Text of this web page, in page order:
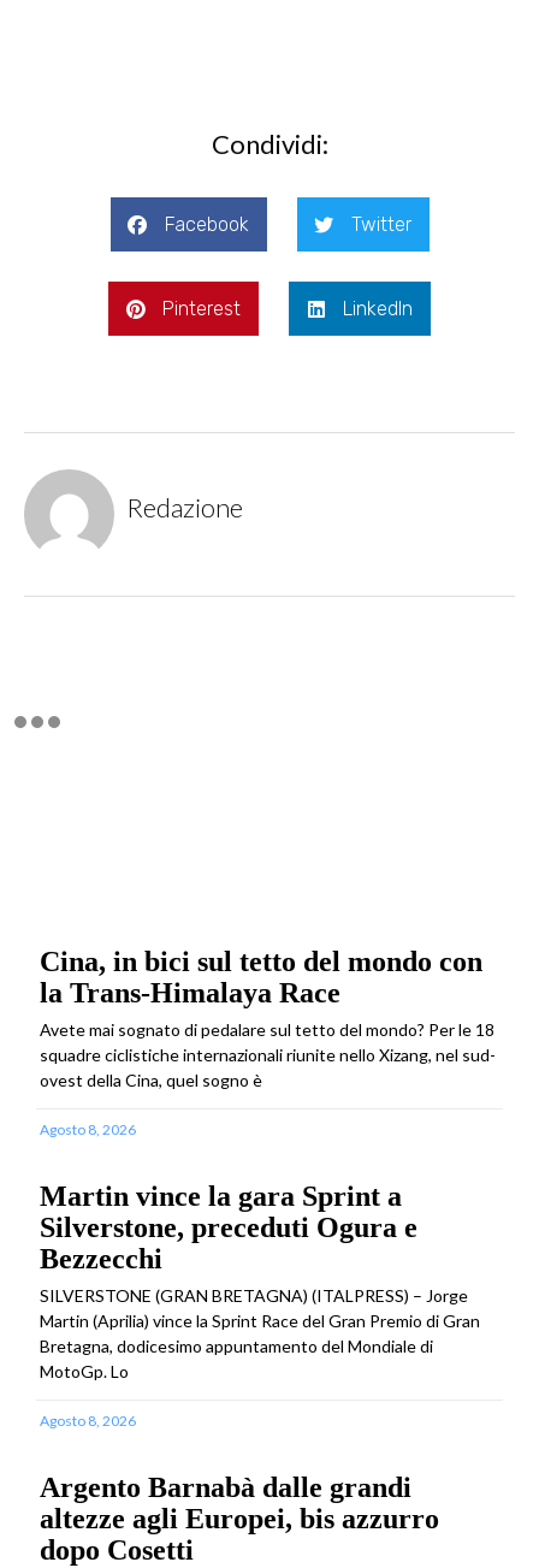
Condividi:
Facebook Twitter
Pinterest LinkedIn
Redazione
Cina, in bici sul tetto del mondo con
la Trans-Himalaya Race
Avete mai sognato di pedalare sul tetto del mondo? Per le 18
squadre ciclistiche internazionali riunite nello Xizang, nel sud-
ovest della Cina, quel sogno è
Agosto 8, 2026
Martin vince la gara Sprint a
Silverstone, preceduti Ogura e
Bezzecchi
SILVERSTONE (GRAN BRETAGNA) (ITALPRESS) – Jorge
Martin (Aprilia) vince la Sprint Race del Gran Premio di Gran
Bretagna, dodicesimo appuntamento del Mondiale di
MotoGp. Lo
Agosto 8, 2026
Argento Barnabà dalle grandi
altezze agli Europei, bis azzurro
dopo Cosetti